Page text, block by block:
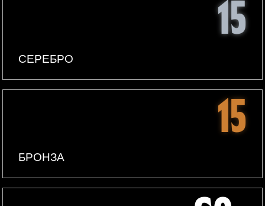
15
СЕРЕБРО
15
БРОНЗА